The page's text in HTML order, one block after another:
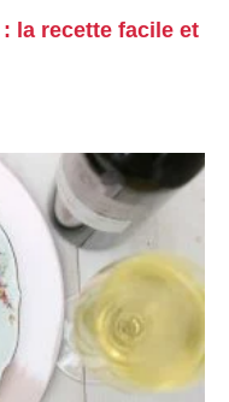
la recette facile et